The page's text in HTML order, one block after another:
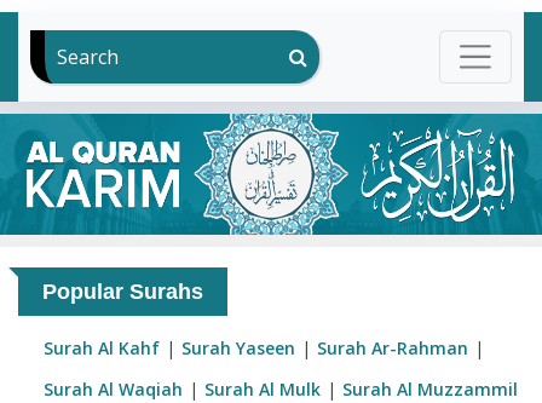
Search
Popular Surahs
Surah Al Kahf | Surah Yaseen | Surah Ar-Rahman |
Surah Al Waqiah | Surah Al Mulk | Surah Al Muzzammil